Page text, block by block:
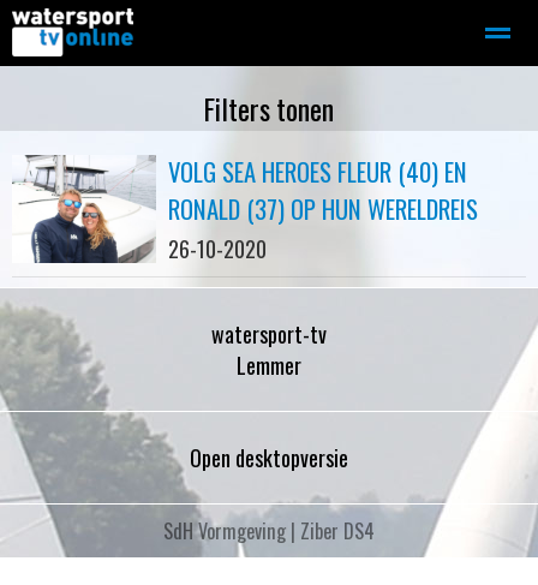
Motorboot-sloep Adverteren
Home Zoeken
Filters tonen
VOLG SEA HEROES FLEUR (40) EN
RONALD (37) OP HUN WERELDREIS
26-10-2020
watersport-tv
Lemmer
Open desktopversie
SdH Vormgeving | Ziber DS4